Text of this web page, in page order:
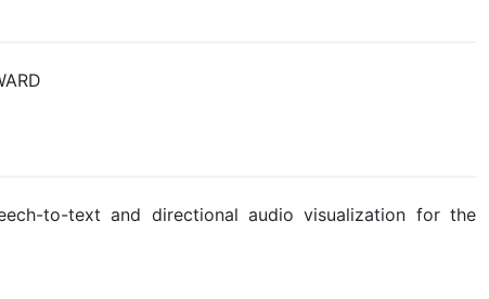
to-text and directional audio visualization for the